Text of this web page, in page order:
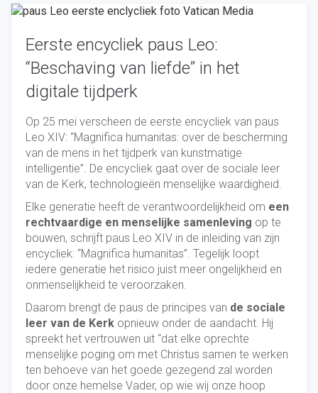
Eerste encycliek paus Leo:
“Beschaving van liefde” in het
digitale tijdperk
Op 25 mei verscheen de eerste encycliek van paus
Leo XIV: “Magnifica humanitas: over de bescherming
van de mens in het tijdperk van kunstmatige
intelligentie”. De encycliek gaat over de sociale leer
van de Kerk, technologieën menselijke waardigheid.
Elke generatie heeft de verantwoordelijkheid om een
rechtvaardige en menselijke samenleving op te
bouwen, schrijft paus Leo XIV in de inleiding van zijn
encycliek: “Magnifica humanitas”. Tegelijk loopt
iedere generatie het risico juist meer ongelijkheid en
onmenselijkheid te veroorzaken.
Daarom brengt de paus de principes van de sociale
leer van de Kerk opnieuw onder de aandacht. Hij
spreekt het vertrouwen uit “dat elke oprechte
menselijke poging om met Christus samen te werken
ten behoeve van het goede gezegend zal worden
door onze hemelse Vader, op wie wij onze hoop